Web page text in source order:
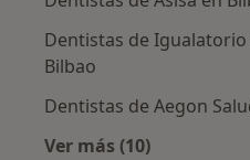
Dentistas de
Bilbao
Dentistas de Aegon
Ver más (10)